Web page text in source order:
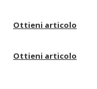
Ottieni articolo
Ottieni articolo